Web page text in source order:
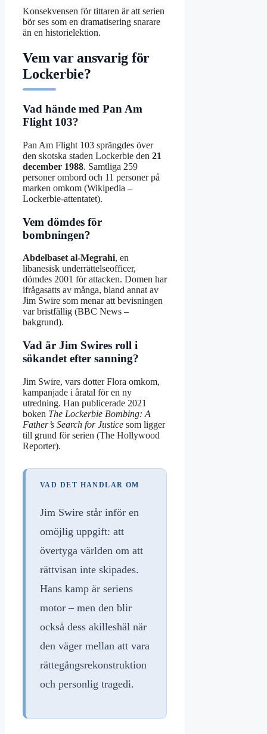
Konsekvensen för tittaren är att serien
bör ses som en dramatisering snarare
än en historielektion.
Vem var ansvarig för
Lockerbie?
Vad hände med Pan Am
Flight 103?
Pan Am Flight 103 sprängdes över
den skotska staden Lockerbie den 21
december 1988. Samtliga 259
personer ombord och 11 personer på
marken omkom (Wikipedia –
Lockerbie-attentatet).
Vem dömdes för
bombningen?
Abdelbaset al-Megrahi, en
libanesisk underrättelseofficer,
dömdes 2001 för attacken. Domen har
ifrågasatts av många, bland annat av
Jim Swire som menar att bevisningen
var bristfällig (BBC News –
bakgrund).
Vad är Jim Swires roll i
sökandet efter sanning?
Jim Swire, vars dotter Flora omkom,
kampanjade i åratal för en ny
utredning. Han publicerade 2021
boken The Lockerbie Bombing: A
Father’s Search for Justice som ligger
till grund för serien (The Hollywood
Reporter).
VAD DET HANDLAR OM
Jim Swire står inför en
omöjlig uppgift: att
övertyga världen om att
rättvisan inte skipades.
Hans kamp är seriens
motor – men den blir
också dess akilleshäl när
den väger mellan att vara
rättegångsrekonstruktion
och personlig tragedi.